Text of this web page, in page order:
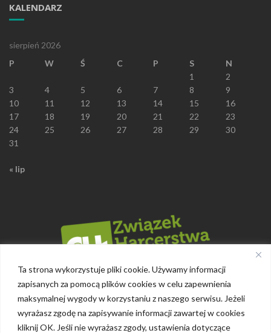
Ta strona wykorzystuje pliki cookie. Używamy informacji
zapisanych za pomocą plików cookies w celu zapewnienia
maksymalnej wygody w korzystaniu z naszego serwisu. Jeżeli
wyrażasz zgodę na zapisywanie informacji zawartej w cookies
kliknij OK. Jeśli nie wyrażasz zgody, ustawienia dotyczące
KALENDARZ
sierpień 2026
P
W Ś C P S
N
1
2
3
4 5 6 7 8
9
10
11 12 13 14 15
16
17
18 19 20 21 22
23
24
25 26 27 28 29
30
31
« lip